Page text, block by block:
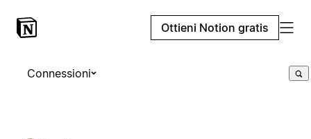
Ottieni Notion gratis
Connessioni